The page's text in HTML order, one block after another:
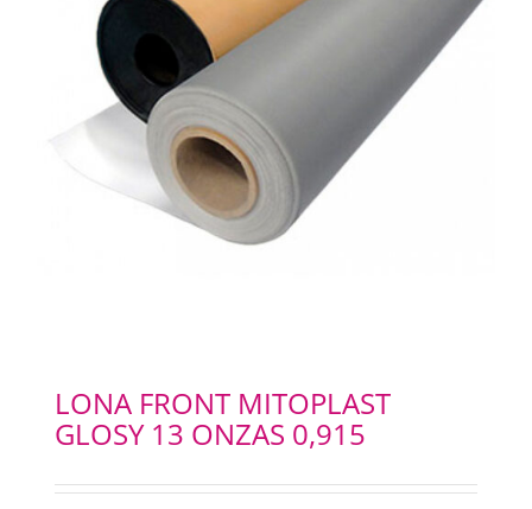
LONA FRONT MITOPLAST
GLOSY 13 ONZAS 0,915